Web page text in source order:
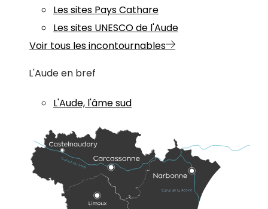
Les sites Pays Cathare
Les sites UNESCO de l'Aude
Voir tous les incontournables
L'Aude en bref
L'Aude, l'âme sud